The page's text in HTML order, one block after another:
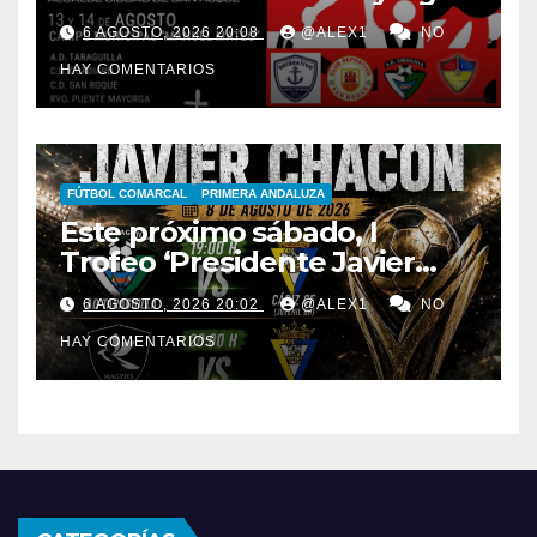
CD San Roque, semifinales
del IV Trofeo ‘Alcalde’
6 AGOSTO, 2026 20:08 @ALEX1 NO
HAY COMENTARIOS
FÚTBOL COMARCAL PRIMERA ANDALUZA
Este próximo sábado, I
Trofeo ‘Presidente Javier
Chacón’ con AD Taraguilla,
Bruno’s Magpies y el juvenil
del Cádiz CF
6 AGOSTO, 2026 20:02 @ALEX1 NO
HAY COMENTARIOS